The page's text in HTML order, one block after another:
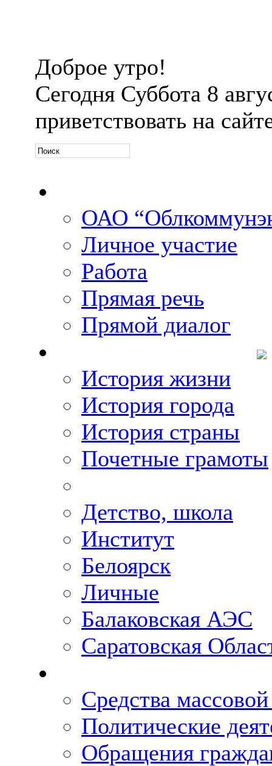
Доброе утро!
Сегодня Суббота 8
приветствовать на
ОАО
Личное участие
Работа
Прямая речь
Прямой диалог
История жизни
История города
История страны
Почетные грамоты
Детство, школа
Институт
Белоярск
Личные
Балаковская АЭС
Саратовская
Средства
Политические
Обращения